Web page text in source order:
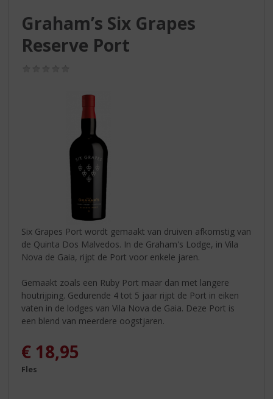
Graham’s Six Grapes
Reserve Port
Six Grapes Port wordt gemaakt van druiven afkomstig van
de Quinta Dos Malvedos. In de Graham's Lodge, in Vila
Nova de Gaia, rijpt de Port voor enkele jaren.
Gemaakt zoals een Ruby Port maar dan met langere
houtrijping. Gedurende 4 tot 5 jaar rijpt de Port in eiken
vaten in de lodges van Vila Nova de Gaia. Deze Port is
een blend van meerdere oogstjaren.
€ 18,95
Fles